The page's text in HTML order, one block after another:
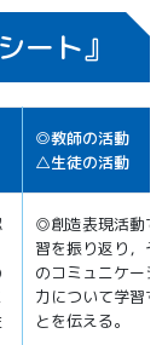
ート』
◎教師の活動
△生徒の活動
◎創造表現活動で
習を振り返り，そ
のコミュニケーシ
力について学習す
とを伝える。